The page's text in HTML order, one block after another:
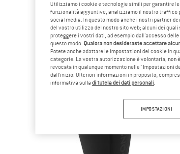
Utilizziamo i cookie e tecnologie simili per garantire
funzionalità aggiuntive, analizziamo il nostro traffico
social media. In questo modo anche i nostri partner
del vostro utilizzo del nostro sito web; alcuni dei
proteggere i vostri dati, ad esempio dall'accesso
questo modo. Qualora non desideraste accettare
Potete anche adattare le impostazioni dei cookie in
categorie. La vostra autorizzazione è volontaria, non
revocata in qualunque momento nelle "Impostazioni
dall'inizio. Ulteriori informazioni in proposito,
informativa sulla di tutela dei dati personali
IMPOSTAZIONI